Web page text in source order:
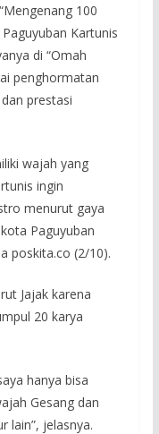
100
Kartunis
di “Omah
penghormatan
prestasi
wajah yang
ingin
menurut gaya
Paguyuban
poskita.co (2/10).
Jajak karena
20 karya
hanya bisa
Gesang dan
lain”, jelasnya.